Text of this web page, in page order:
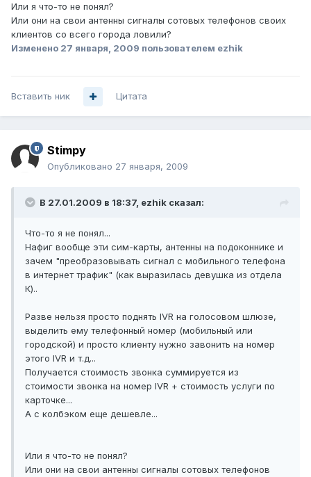
Или я что-то не понял?
Или они на свои антенны сигналы сотовых телефонов своих
клиентов со всего города ловили?
Изменено 27 января, 2009 пользователем ezhik
Вставить ник Цитата
Stimpy
Опубликовано 27 января, 2009
В 27.01.2009 в 18:37, ezhik сказал:
Что-то я не понял...
Нафиг вообще эти сим-карты, антенны на подоконнике и
зачем "преобразовывать сигнал с мобильного телефона
в интернет трафик" (как выразилась девушка из отдела
К)..
Разве нельзя просто поднять IVR на голосовом шлюзе,
выделить ему телефонный номер (мобильный или
городской) и просто клиенту нужно завонить на номер
этого IVR и т.д...
Получается стоимость звонка суммируется из
стоимости звонка на номер IVR + стоимость услуги по
карточке...
А с колбэком еще дешевле...
Или я что-то не понял?
Или они на свои антенны сигналы сотовых телефонов